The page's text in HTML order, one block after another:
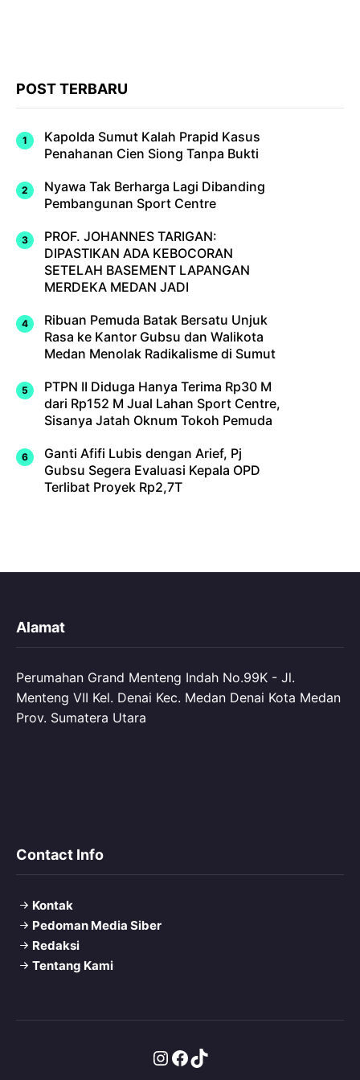
POST TERBARU
Kapolda Sumut Kalah Prapid Kasus
Penahanan Cien Siong Tanpa Bukti
Nyawa Tak Berharga Lagi Dibanding
Pembangunan Sport Centre
PROF. JOHANNES TARIGAN:
DIPASTIKAN ADA KEBOCORAN
SETELAH BASEMENT LAPANGAN
MERDEKA MEDAN JADI
Ribuan Pemuda Batak Bersatu Unjuk
Rasa ke Kantor Gubsu dan Walikota
Medan Menolak Radikalisme di Sumut
PTPN II Diduga Hanya Terima Rp30 M
dari Rp152 M Jual Lahan Sport Centre,
Sisanya Jatah Oknum Tokoh Pemuda
Ganti Afifi Lubis dengan Arief, Pj
Gubsu Segera Evaluasi Kepala OPD
Terlibat Proyek Rp2,7T
Alamat
Perumahan Grand Menteng Indah No.99K - Jl.
Menteng VII Kel. Denai Kec. Medan Denai Kota Medan
Prov. Sumatera Utara
Contact Info
Kontak
Pedoman Media Siber
Redaksi
Tentang Kami
Instagram
Facebook
TikTok